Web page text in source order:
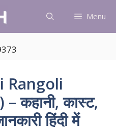
Menu
Rangoli
कहानी, कास्ट,
हिंदी में